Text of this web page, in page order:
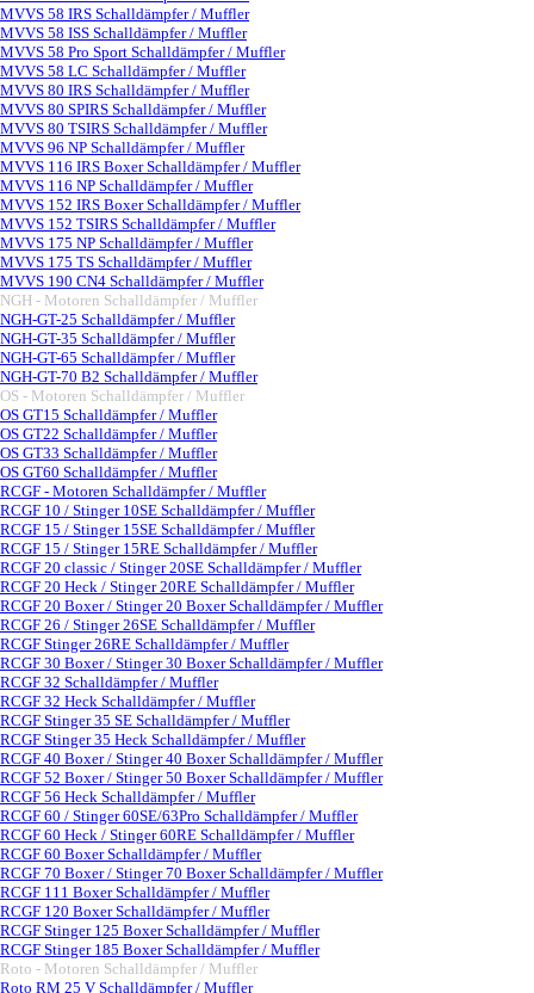
MVVS 58 IRS Schalldämpfer / Muffler
MVVS 58 ISS Schalldämpfer / Muffler
MVVS 58 Pro Sport Schalldämpfer / Muffler
MVVS 58 LC Schalldämpfer / Muffler
MVVS 80 IRS Schalldämpfer / Muffler
MVVS 80 SPIRS Schalldämpfer / Muffler
MVVS 80 TSIRS Schalldämpfer / Muffler
MVVS 96 NP Schalldämpfer / Muffler
MVVS 116 IRS Boxer Schalldämpfer / Muffler
MVVS 116 NP Schalldämpfer / Muffler
MVVS 152 IRS Boxer Schalldämpfer / Muffler
MVVS 152 TSIRS Schalldämpfer / Muffler
MVVS 175 NP Schalldämpfer / Muffler
MVVS 175 TS Schalldämpfer / Muffler
MVVS 190 CN4 Schalldämpfer / Muffler
NGH - Motoren Schalldämpfer / Muffler
NGH-GT-25 Schalldämpfer / Muffler
NGH-GT-35 Schalldämpfer / Muffler
NGH-GT-65 Schalldämpfer / Muffler
NGH-GT-70 B2 Schalldämpfer / Muffler
OS - Motoren Schalldämpfer / Muffler
OS GT15 Schalldämpfer / Muffler
OS GT22 Schalldämpfer / Muffler
OS GT33 Schalldämpfer / Muffler
OS GT60 Schalldämpfer / Muffler
RCGF - Motoren Schalldämpfer / Muffler▼
RCGF 10 / Stinger 10SE Schalldämpfer / Muffler
RCGF 15 / Stinger 15SE Schalldämpfer / Muffler
RCGF 15 / Stinger 15RE Schalldämpfer / Muffler
RCGF 20 classic / Stinger 20SE Schalldämpfer / Muffler
RCGF 20 Heck / Stinger 20RE Schalldämpfer / Muffler
RCGF 20 Boxer / Stinger 20 Boxer Schalldämpfer / Muffler
RCGF 26 / Stinger 26SE Schalldämpfer / Muffler
RCGF Stinger 26RE Schalldämpfer / Muffler
RCGF 30 Boxer / Stinger 30 Boxer Schalldämpfer / Muffler
RCGF 32 Schalldämpfer / Muffler
RCGF 32 Heck Schalldämpfer / Muffler
RCGF Stinger 35 SE Schalldämpfer / Muffler
RCGF Stinger 35 Heck Schalldämpfer / Muffler
RCGF 40 Boxer / Stinger 40 Boxer Schalldämpfer / Muffler
RCGF 52 Boxer / Stinger 50 Boxer Schalldämpfer / Muffler
RCGF 56 Heck Schalldämpfer / Muffler
RCGF 60 / Stinger 60SE/63Pro Schalldämpfer / Muffler
RCGF 60 Heck / Stinger 60RE Schalldämpfer / Muffler
RCGF 60 Boxer Schalldämpfer / Muffler
RCGF 70 Boxer / Stinger 70 Boxer Schalldämpfer / Muffler
RCGF 111 Boxer Schalldämpfer / Muffler
RCGF 120 Boxer Schalldämpfer / Muffler
RCGF Stinger 125 Boxer Schalldämpfer / Muffler
RCGF Stinger 185 Boxer Schalldämpfer / Muffler
Roto - Motoren Schalldämpfer / Muffler
Roto RM 25 V Schalldämpfer / Muffler